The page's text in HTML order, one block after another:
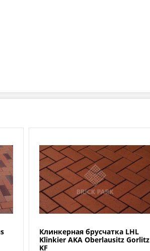
Клинкерная брусчатка LHL
Klinkier AKA Oberlausitz Gorlitz
KF